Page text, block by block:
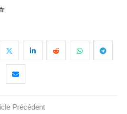
Précédent